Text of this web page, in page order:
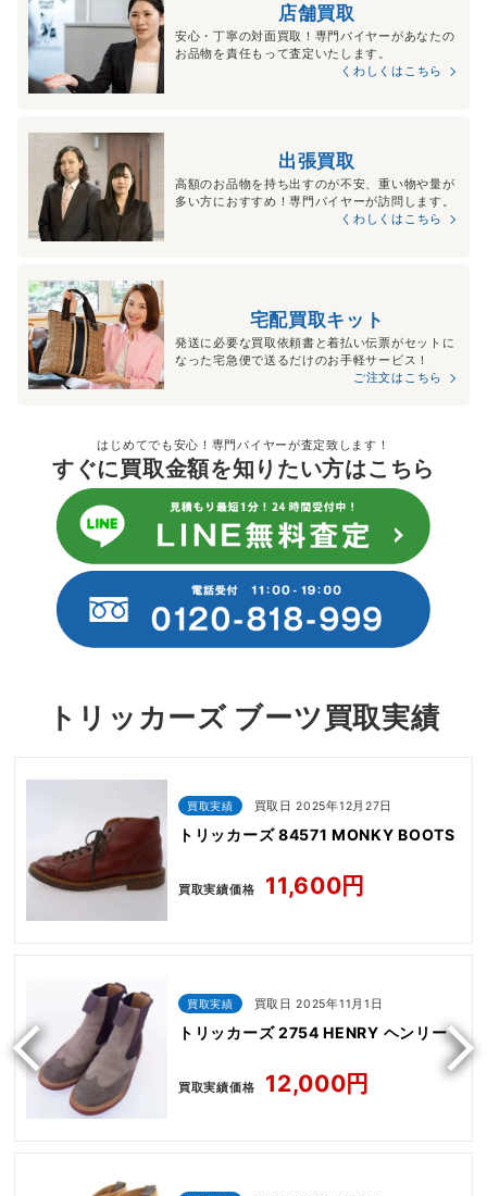
店舗買取
安心・丁寧の対面買取！専門バイヤーがあなたの
お品物を責任もって査定いたします。
くわしくはこちら
出張買取
高額のお品物を持ち出すのが不安、重い物や量が
多い方におすすめ！専門バイヤーが訪問します。
くわしくはこちら
宅配買取キット
発送に必要な買取依頼書と着払い伝票がセットに
なった宅急便で送るだけのお手軽サービス！
ご注文はこちら
はじめてでも安心！専門バイヤーが査定致します！
すぐに買取金額を知りたい方はこちら
トリッカーズ ブーツ買取実績
買取実績 買取日 2025年12月27日
トリッカーズ 84571 MONKY BOOTS
買取実績価格 11,600円
買取実績 買取日 2025年11月1日
トリッカーズ 2754 HENRY ヘンリー
買取実績価格 12,000円